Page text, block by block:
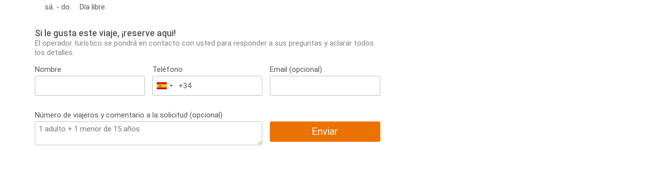
sá. - do.
Día libre
Si le gusta este viaje, ¡reserve aqui!
El operador turístico se pondrá en contacto con usted para responder a sus preguntas y aclarar todos
los detalles.
Nombre
Teléfono
España
+34
Email (opcional)
Número de viajeros y comentario a la solicitud (opcional)
Enviar